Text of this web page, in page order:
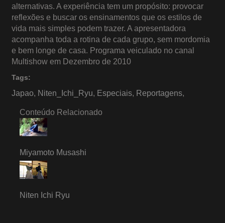
alternativas. A experiência tem um propósito: provocar
reflexões e buscar os ensinamentos que os estilos de
vida mais simples podem trazer. A apresentadora
acompanha toda a rotina de cada grupo, sem mordomia
e bem longe de casa. Programa veiculado no canal
Multishow em Dezembro de 2010
Tags:
Japao, Niten_Ichi_Ryu, Especiais, Reportagens,
Conteúdo Relacionado
Miyamoto Musashi
Niten Ichi Ryu